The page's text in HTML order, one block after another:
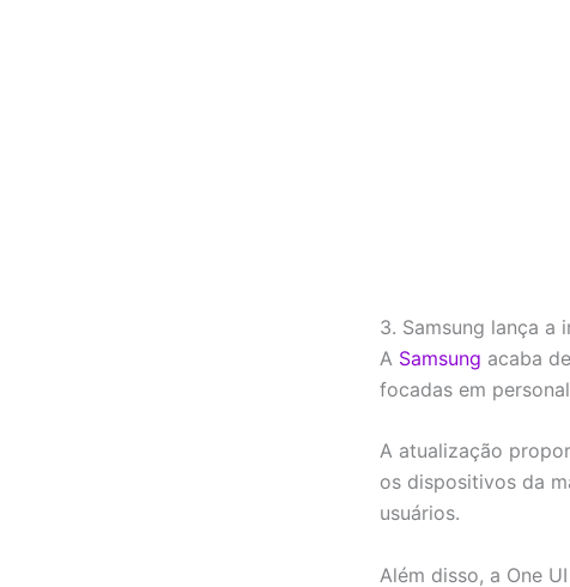
3. Samsung lança a
A Samsung acaba
focadas em
A atualização
os dispositivos da
usuários.
Além disso, a One